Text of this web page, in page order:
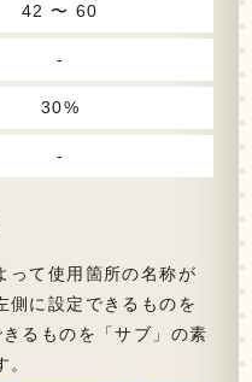
42 〜 60
-
30%
-
って使用箇所の名称が
側に設定できるものを
るものを「サブ」の素